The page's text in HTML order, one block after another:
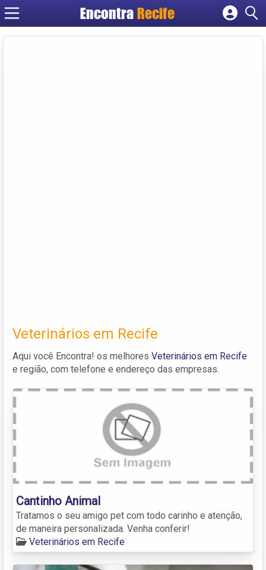
Encontra Recife
Cadastrar empresa
Veterinários em Recife
Aqui você Encontra! os melhores Veterinários em Recife
e região, com telefone e endereço das empresas.
Cantinho Animal
Tratamos o seu amigo pet com todo carinho e atenção,
de maneira personalizada. Venha conferir!
Veterinários em Recife